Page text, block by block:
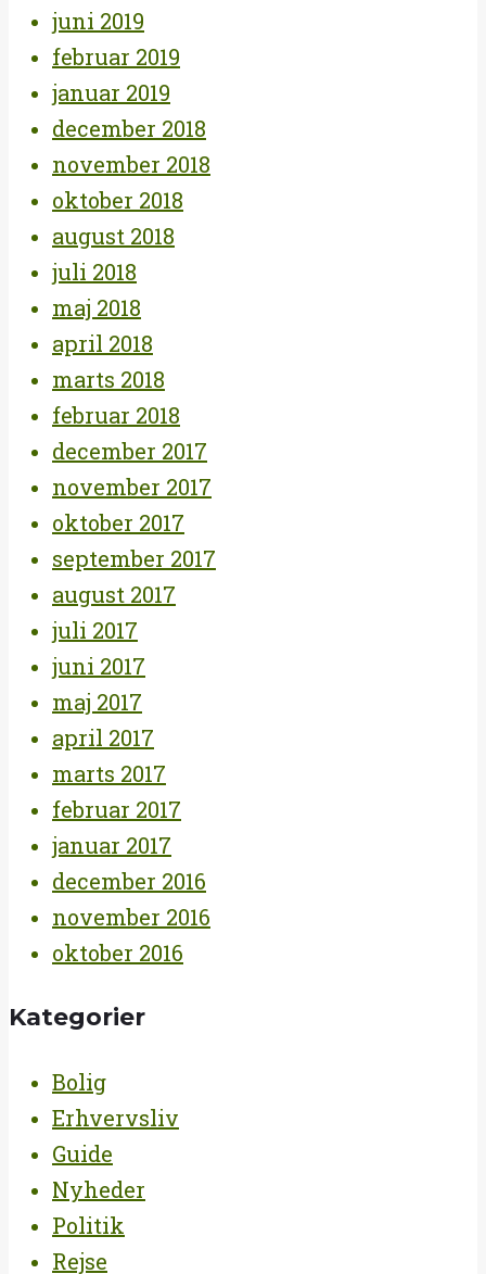
juni 2019
februar 2019
januar 2019
december 2018
november 2018
oktober 2018
august 2018
juli 2018
maj 2018
april 2018
marts 2018
februar 2018
december 2017
november 2017
oktober 2017
september 2017
august 2017
juli 2017
juni 2017
maj 2017
april 2017
marts 2017
februar 2017
januar 2017
december 2016
november 2016
oktober 2016
Kategorier
Bolig
Erhvervsliv
Guide
Nyheder
Politik
Rejse